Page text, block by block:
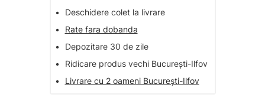
•
Deschidere colet la livrare
•
Rate fara dobanda
•
Depozitare 30 de zile
•
Ridicare produs vechi București-Ilfov
•
Livrare cu 2 oameni București-Ilfov